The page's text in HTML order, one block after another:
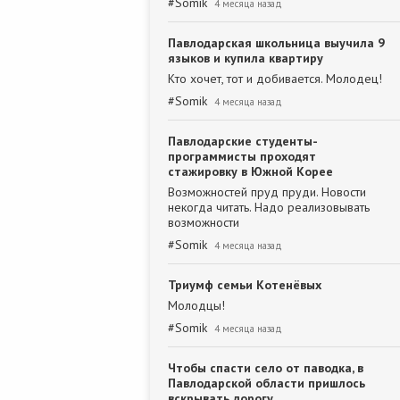
4 месяца назад
Павлодарская школьница выучила 9
языков и купила квартиру
Кто хочет, тот и добивается. Молодец!
#Somik 4 месяца назад
Павлодарские студенты-
программисты проходят
стажировку в Южной Корее
Возможностей пруд пруди. Новости
некогда читать. Надо реализовывать
возможности
#Somik 4 месяца назад
Триумф семьи Котенёвых
Молодцы!
#Somik 4 месяца назад
Чтобы спасти село от паводка, в
Павлодарской области пришлось